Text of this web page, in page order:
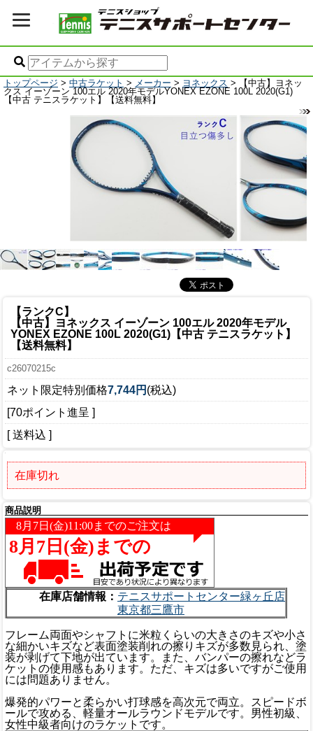
トップページ > 中古ラケット > メーカー > ヨネックス > 【中古】ヨネッ
クス イーゾーン 100エル 2020年モデルYONEX EZONE 100L 2020(G1)
【中古 テニスラケット】【送料無料】
【ランクC】
【中古】ヨネックス イーゾーン 100エル 2020年モデル
YONEX EZONE 100L 2020(G1)【中古 テニスラケット】
【送料無料】
c26070215c
ネット限定特別価格7,744円 (税込)
[70ポイント進呈 ]
[ 送料込 ]
在庫切れ
商品説明
在庫店舗情報： テニスサポートセンター緑ヶ丘店
東京都三鷹市
フレーム両面やシャフトに米粒くらいの大きさのキズや小さ
な細かいキズなど表面塗装削れの擦りキズが多数見られ、塗
装が剥げて下地が出ています。また、バンパーの擦れなどラ
ケットの使用感もあります。ただ、キズは多いですがご使用
には問題ありません。
爆発的パワーと柔らかい打球感を高次元で両立。スピードボ
ールで攻める、軽量オールラウンドモデルです。男性初級、
女性中級者向けのラケットです。